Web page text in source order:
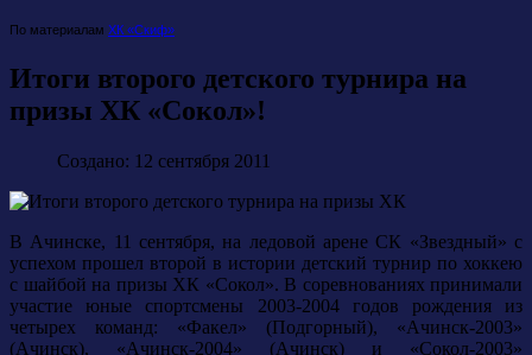
По материалам ХК «Скиф»
Итоги второго детского турнира на
призы ХК «Сокол»!
Создано: 12 сентября 2011
В Ачинске, 11 сентября, на ледовой арене СК «Звездный» с
успехом прошел второй в истории детский турнир по хоккею
с шайбой на призы ХК «Сокол». В соревнованиях принимали
участие юные спортсмены 2003-2004 годов рождения из
четырех команд: «Факел» (Подгорный), «Ачинск-2003»
(Ачинск), «Ачинск-2004» (Ачинск) и «Сокол-2003»